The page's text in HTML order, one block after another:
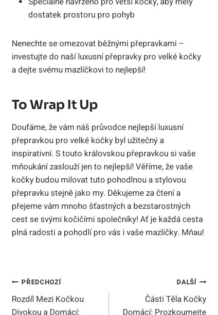
dostatek prostoru pro pohyb
Nenechte se omezovat běžnými přepravkami –
investujte do naší luxusní přepravky pro velké kočky
a dejte svému mazlíčkovi to nejlepší!
To Wrap It Up
Doufáme, že vám náš průvodce nejlepší luxusní
přepravkou pro velké kočky byl užitečný a
inspirativní. S touto královskou přepravkou si vaše
mňoukání zaslouží jen to nejlepší! Věříme, že vaše
kočky budou milovat tuto pohodlnou a stylovou
přepravku stejně jako my. Děkujeme za čtení a
přejeme vám mnoho šťastných a bezstarostných
cest se svými kočičími společníky! Ať je každá cesta
plná radosti a pohodlí pro vás i vaše mazlíčky. Mňau!
Navigace
Pro
PŘEDCHOZÍ
Rozdíl Mezi Kočkou
Divokou a Domácí:
DALŠÍ
Části Těla Kočky
Domácí: Prozkoumejte